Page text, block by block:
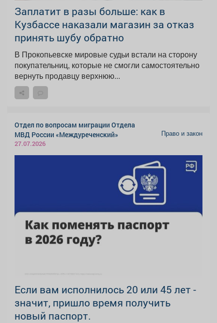
Заплатит в разы больше: как в
Кузбассе наказали магазин за отказ
принять шубу обратно
В Прокопьевске мировые судьи встали на сторону
покупательниц, которые не смогли самостоятельно
вернуть продавцу верхнюю...
Отдел по вопросам миграции Отдела
МВД России «Междуреченский»
27.07.2026
Право и закон
Если вам исполнилось 20 или 45 лет -
значит, пришло время получить
новый паспорт.